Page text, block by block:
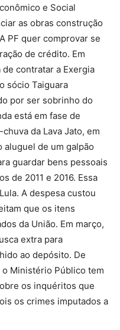
e Social
as obras construção
PF quer comprovar se
de crédito. Em
contratar a Exergia
sócio Taiguara
por ser sobrinho do
está em fase de
da Lava Jato, em
aluguel de um galpão
guardar bens pessoais
de 2011 e 2016. Essa
A despesa custou
que os itens
da União. Em março,
extra para
ao depósito. De
Ministério Público tem
os inquéritos que
os crimes imputados a